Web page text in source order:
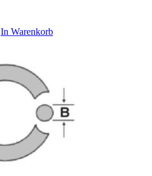
In Warenkorb